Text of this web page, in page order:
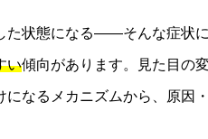
状態になる——そんな症状
い傾向があります。見た目の
なるメカニズムから、原